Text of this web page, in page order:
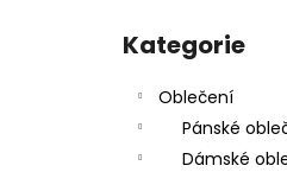
kategorie
Kategorie
Oblečení
Pánské
Dámské
03830-108